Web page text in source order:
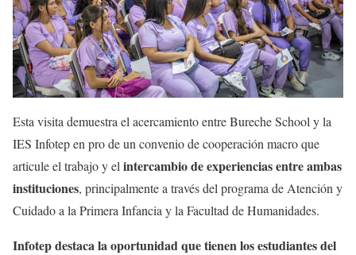
Esta visita demuestra el acercamiento entre Bureche School y la
IES Infotep en pro de un convenio de cooperación macro que
articule el trabajo y el intercambio de experiencias entre ambas
instituciones, principalmente a través del programa de Atención y
Cuidado a la Primera Infancia y la Facultad de Humanidades.
Infotep destaca la oportunidad que tienen los estudiantes del